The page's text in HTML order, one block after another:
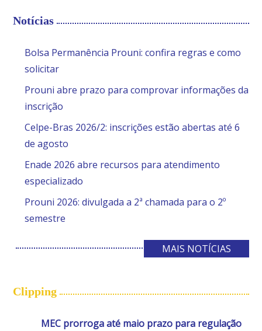
Notícias
Bolsa Permanência Prouni: confira regras e como
solicitar
Prouni abre prazo para comprovar informações da
inscrição
Celpe-Bras 2026/2: inscrições estão abertas até 6
de agosto
Enade 2026 abre recursos para atendimento
especializado
Prouni 2026: divulgada a 2ª chamada para o 2º
semestre
MAIS NOTÍCIAS
Clipping
MEC prorroga até maio prazo para regulação